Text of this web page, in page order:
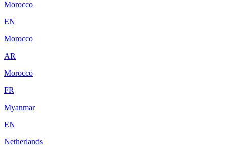
Morocco
EN
Morocco
AR
Morocco
FR
Myanmar
EN
Netherlands